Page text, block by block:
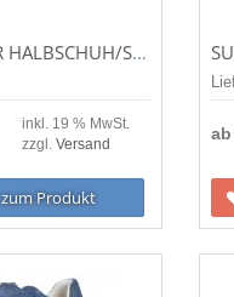
SUPERFIT KINDER HALBSCHUH/SNEAKER TENSY BLAU 1-000096-8000
inkl. 19 % MwSt.
zzgl. Versand
zum Produkt
ab